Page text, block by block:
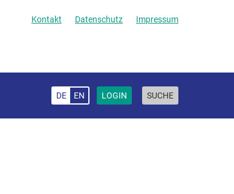
Kontakt Datenschutz Impressum
DE EN LOGIN SUCHE